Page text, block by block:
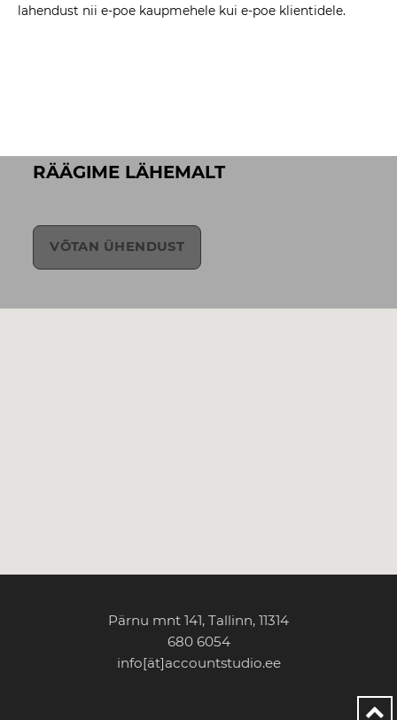
lahendust nii e-poe kaupmehele kui e-poe klientidele.
RÄÄGIME LÄHEMALT
VÕTAN ÜHENDUST
Pärnu mnt 141, Tallinn, 11314
680 6054
info[ät]accountstudio.ee